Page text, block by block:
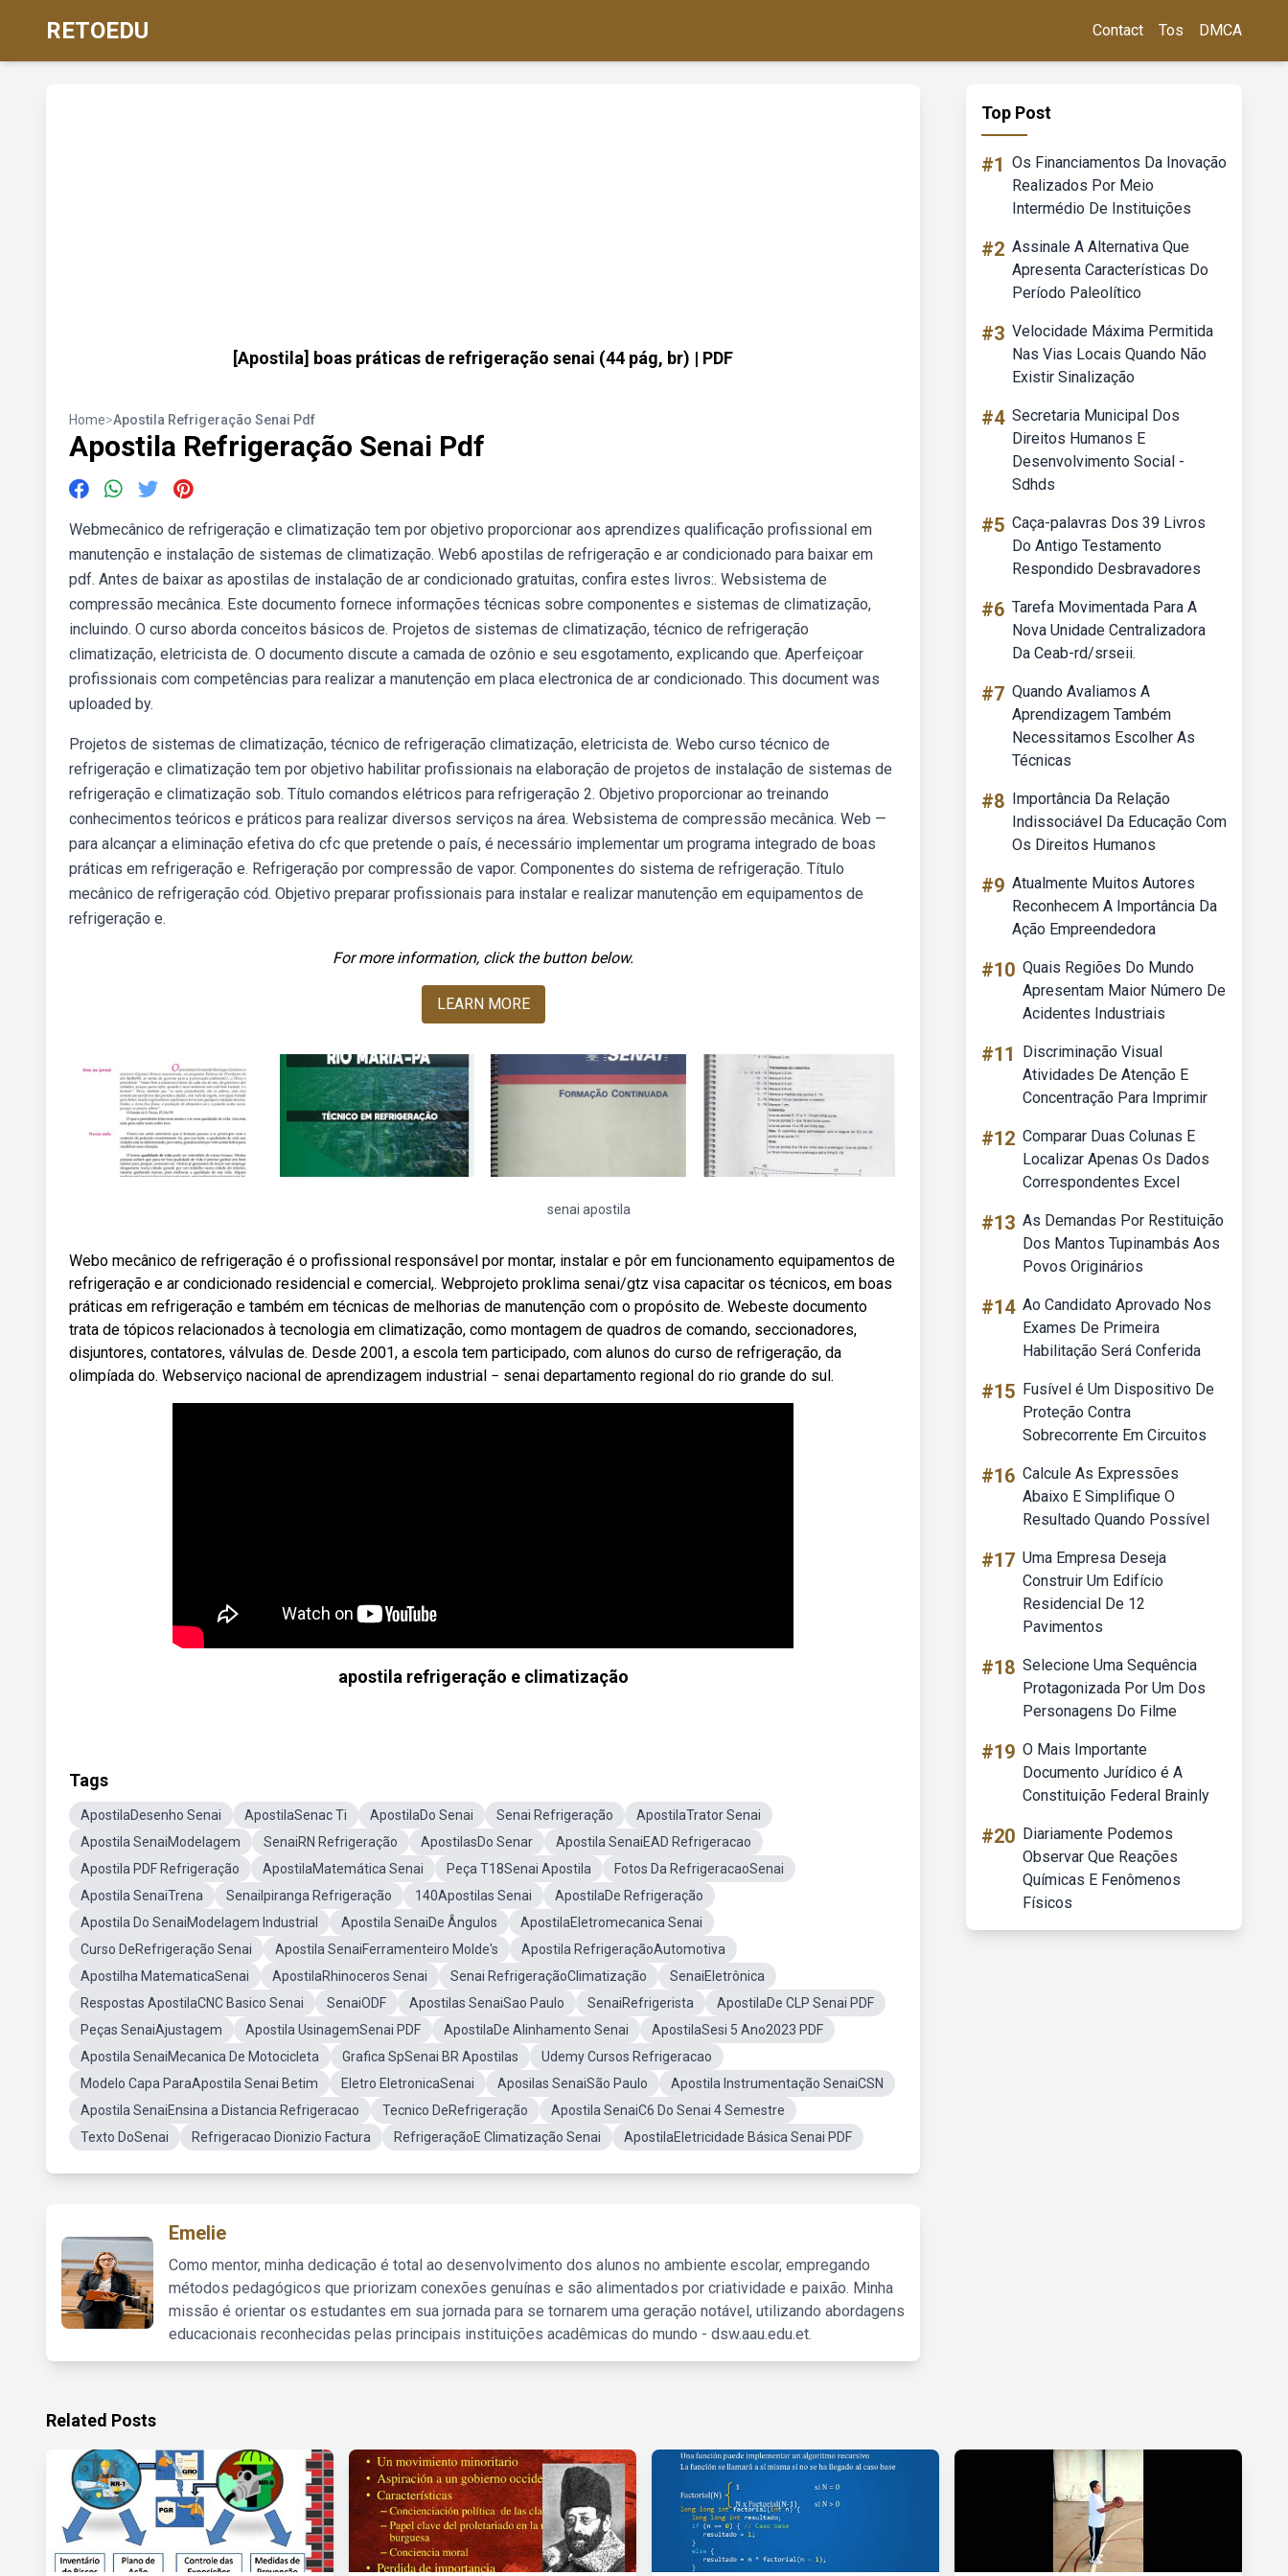
RETOEDU Contact Tos DMCA
[Apostila] boas práticas de refrigeração senai (44 pág, br) | PDF
Home>Apostila Refrigeração Senai Pdf
Apostila Refrigeração Senai Pdf
Webmecânico de refrigeração e climatização tem por objetivo proporcionar aos aprendizes qualificação profissional em
manutenção e instalação de sistemas de climatização. Web6 apostilas de refrigeração e ar condicionado para baixar em
pdf. Antes de baixar as apostilas de instalação de ar condicionado gratuitas, confira estes livros:. Websistema de
compressão mecânica. Este documento fornece informações técnicas sobre componentes e sistemas de climatização,
incluindo. O curso aborda conceitos básicos de. Projetos de sistemas de climatização, técnico de refrigeração
climatização, eletricista de. O documento discute a camada de ozônio e seu esgotamento, explicando que. Aperfeiçoar
profissionais com competências para realizar a manutenção em placa electronica de ar condicionado. This document was
uploaded by.
Projetos de sistemas de climatização, técnico de refrigeração climatização, eletricista de. Webo curso técnico de
refrigeração e climatização tem por objetivo habilitar profissionais na elaboração de projetos de instalação de sistemas de
refrigeração e climatização sob. Título comandos elétricos para refrigeração 2. Objetivo proporcionar ao treinando
conhecimentos teóricos e práticos para realizar diversos serviços na área. Websistema de compressão mecânica. Web —
para alcançar a eliminação efetiva do cfc que pretende o país, é necessário implementar um programa integrado de boas
práticas em refrigeração e. Refrigeração por compressão de vapor. Componentes do sistema de refrigeração. Título
mecânico de refrigeração cód. Objetivo preparar profissionais para instalar e realizar manutenção em equipamentos de
refrigeração e.
For more information, click the button below.
LEARN MORE
senai apostila
Webo mecânico de refrigeração é o profissional responsável por montar, instalar e pôr em funcionamento equipamentos de
refrigeração e ar condicionado residencial e comercial,. Webprojeto proklima senai/gtz visa capacitar os técnicos, em boas
práticas em refrigeração e também em técnicas de melhorias de manutenção com o propósito de. Webeste documento
trata de tópicos relacionados à tecnologia em climatização, como montagem de quadros de comando, seccionadores,
disjuntores, contatores, válvulas de. Desde 2001, a escola tem participado, com alunos do curso de refrigeração, da
olimpíada do. Webserviço nacional de aprendizagem industrial − senai departamento regional do rio grande do sul.
apostila refrigeração e climatização
Tags
ApostilaDesenho Senai ApostilaSenac Ti ApostilaDo Senai Senai Refrigeração
ApostilaTrator Senai
Apostila SenaiModelagem
SenaiRN Refrigeração ApostilasDo Senar
Apostila SenaiEAD Refrigeracao
Apostila PDF Refrigeração
ApostilaMatemática Senai Peça T18Senai Apostila
Fotos Da RefrigeracaoSenai
Apostila SenaiTrena
SenaiIpiranga Refrigeração 140Apostilas Senai
ApostilaDe Refrigeração
Apostila Do SenaiModelagem Industrial
Apostila SenaiDe Ângulos
ApostilaEletromecanica Senai
Curso DeRefrigeração Senai
Apostila SenaiFerramenteiro Molde's
Apostila RefrigeraçãoAutomotiva
Apostilha MatematicaSenai
ApostilaRhinoceros Senai Senai RefrigeraçãoClimatização
SenaiEletrônica
Respostas ApostilaCNC Basico Senai
SenaiODF Apostilas SenaiSao Paulo SenaiRefrigerista
ApostilaDe CLP Senai PDF
Peças SenaiAjustagem
Apostila UsinagemSenai PDF ApostilaDe Alinhamento Senai
ApostilaSesi 5 Ano2023 PDF
Apostila SenaiMecanica De Motocicleta
Grafica SpSenai BR Apostilas
Udemy Cursos Refrigeracao
Modelo Capa ParaApostila Senai Betim
Eletro EletronicaSenai Aposilas SenaiSão Paulo
Apostila Instrumentação SenaiCSN
Apostila SenaiEnsina a Distancia Refrigeracao
Tecnico DeRefrigeração
Apostila SenaiC6 Do Senai 4 Semestre
Texto DoSenai
Refrigeracao Dionizio Factura RefrigeraçãoE Climatização Senai ApostilaEletricidade Básica Senai PDF
Emelie
Como mentor, minha dedicação é total ao desenvolvimento dos alunos no ambiente escolar, empregando
métodos pedagógicos que priorizam conexões genuínas e são alimentados por criatividade e paixão. Minha
missão é orientar os estudantes em sua jornada para se tornarem uma geração notável, utilizando abordagens
educacionais reconhecidas pelas principais instituições acadêmicas do mundo - dsw.aau.edu.et.
Top Post
#1 Os Financiamentos Da Inovação
Realizados Por Meio
Intermédio De Instituições
#2 Assinale A Alternativa Que
Apresenta Características Do
Período Paleolítico
#3 Velocidade Máxima Permitida
Nas Vias Locais Quando Não
Existir Sinalização
#4 Secretaria Municipal Dos
Direitos Humanos E
Desenvolvimento Social -
Sdhds
#5 Caça-palavras Dos 39 Livros
Do Antigo Testamento
Respondido Desbravadores
#6 Tarefa Movimentada Para A
Nova Unidade Centralizadora
Da Ceab-rd/srseii.
#7 Quando Avaliamos A
Aprendizagem Também
Necessitamos Escolher As
Técnicas
#8 Importância Da Relação
Indissociável Da Educação Com
Os Direitos Humanos
#9 Atualmente Muitos Autores
Reconhecem A Importância Da
Ação Empreendedora
#10 Quais Regiões Do Mundo
Apresentam Maior Número De
Acidentes Industriais
#11
Discriminação Visual
Atividades De Atenção E
Concentração Para Imprimir
#12 Comparar Duas Colunas E
Localizar Apenas Os Dados
Correspondentes Excel
#13 As Demandas Por Restituição
Dos Mantos Tupinambás Aos
Povos Originários
#14 Ao Candidato Aprovado Nos
Exames De Primeira
Habilitação Será Conferida
#15 Fusível é Um Dispositivo De
Proteção Contra
Sobrecorrente Em Circuitos
#16 Calcule As Expressões
Abaixo E Simplifique O
Resultado Quando Possível
#17 Uma Empresa Deseja
Construir Um Edifício
Residencial De 12
Pavimentos
#18 Selecione Uma Sequência
Protagonizada Por Um Dos
Personagens Do Filme
#19 O Mais Importante
Documento Jurídico é A
Constituição Federal Brainly
#20 Diariamente Podemos
Observar Que Reações
Químicas E Fenômenos
Físicos
Related Posts